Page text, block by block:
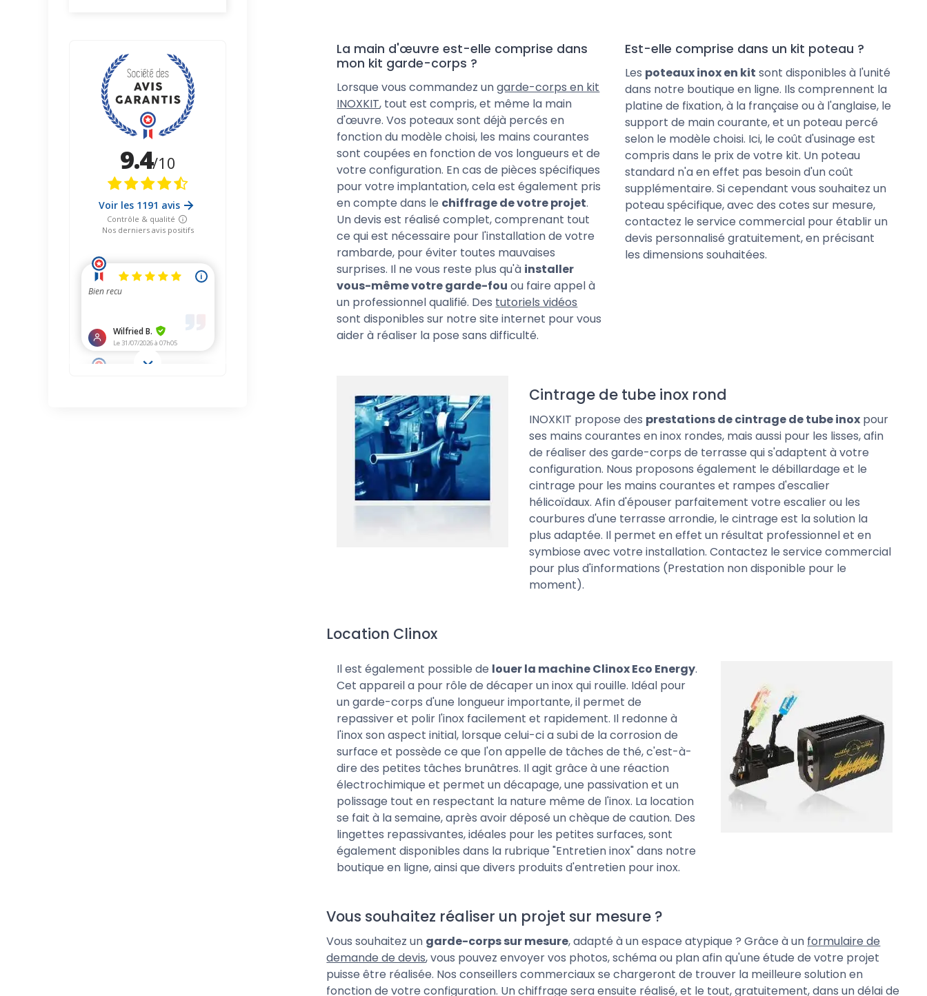
La main d'œuvre est-elle comprise dans
mon kit garde-corps ?
Lorsque vous commandez ungarde-corps en kit
INOXKIT, tout est compris, et même la main
d'œuvre. Vos poteaux sont déjà percés en
fonction du modèle choisi, les mains courantes
sont coupées en fonction de vos longueurs et de
votre configuration. En cas de pièces spécifiques
pour votre implantation, cela est également pris
en compte dans le chiffrage de votre projet.
Un devis est réalisé complet, comprenant tout
ce qui est nécessaire pour l'installation de votre
rambarde, pour éviter toutes mauvaises
surprises. Il ne vous reste plus qu'à installer
vous-même votre garde-fou ou faire appel à
un professionnel qualifié. Des tutoriels vidéos
sont disponibles sur notre site internet pour vous
aider à réaliser la pose sans difficulté.
Est-elle comprise dans un kit poteau ?
Les poteaux inox en kit sont disponibles à l'unité
dans notre boutique en ligne. Ils comprennent la
platine de fixation, à la française ou à l'anglaise, le
support de main courante, et un poteau percé
selon le modèle choisi. Ici, le coût d'usinage est
compris dans le prix de votre kit. Un poteau
standard n'a en effet pas besoin d'un coût
supplémentaire. Si cependant vous souhaitez un
poteau spécifique, avec des cotes sur mesure,
contactez le service commercial pour établir un
devis personnalisé gratuitement, en précisant
les dimensions souhaitées.
Cintrage de tube inox rond
INOXKIT propose des prestations de cintrage de tube inoxpour
ses mains courantes en inox rondes, mais aussi pour les lisses, afin
de réaliser des garde-corps de terrasse qui s'adaptent à votre
configuration. Nous proposons également le débillardage et le
cintrage pour les mains courantes et rampes d'escalier
hélicoïdaux. Afin d'épouser parfaitement votre escalier ou les
courbures d'une terrasse arrondie, le cintrage est la solution la
plus adaptée. Il permet en effet un résultat professionnel et en
symbiose avec votre installation. Contactez le service commercial
pour plus d'informations (Prestation non disponible pour le
moment).
Location Clinox
Il est également possible de louer la machine Clinox Eco Energy.
Cet appareil a pour rôle de décaper un inox qui rouille. Idéal pour
un garde-corps d'une longueur importante, il permet de
repassiver et polir l'inox facilement et rapidement. Il redonne à
l'inox son aspect initial, lorsque celui-ci a subi de la corrosion de
surface et possède ce que l'on appelle de tâches de thé, c'est-à-
dire des petites tâches brunâtres. Il agit grâce à une réaction
électrochimique et permet un décapage, une passivation et un
polissage tout en respectant la nature même de l'inox. La location
se fait à la semaine, après avoir déposé un chèque de caution. Des
lingettes repassivantes, idéales pour les petites surfaces, sont
également disponibles dans la rubrique "Entretien inox" dans notre
boutique en ligne, ainsi que divers produits d'entretien pour inox.
Vous souhaitez réaliser un projet sur mesure ?
Vous souhaitez un garde-corps sur mesure, adapté à un espace atypique ? Grâce à un formulaire de
demande de devis, vous pouvez envoyer vos photos, schéma ou plan afin qu'une étude de votre projet
puisse être réalisée. Nos conseillers commerciaux se chargeront de trouver la meilleure solution en
fonction de votre configuration. Un chiffrage sera ensuite réalisé, et le tout, gratuitement, dans un délai de